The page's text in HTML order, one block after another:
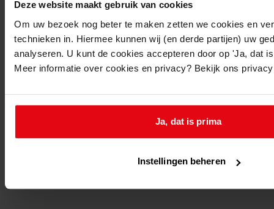
Deze website maakt gebruik van cookies
Om uw bezoek nog beter te maken zetten we cookies en
technieken in. Hiermee kunnen wij (en derde partijen) uw
analyseren. U kunt de cookies accepteren door op 'Ja, dat
Meer informatie over cookies en privacy? Bekijk ons
Ja, dat is prima
Instellingen beheren
Wijziging van de voorgevel
Datum vergunning:
29-02-1960
Adres:
Blokker, Bangert 12
Blokker, M.i.v. 1963 Bangert 24